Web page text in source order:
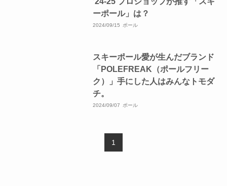
ーポール」は？
2024/09/15 ポール
スキーポール愛が生んだブランド
「POLEFREAK（ポールフリー
ク）」手にした人はみんなトモダ
チ。
2024/09/07 ポール
1